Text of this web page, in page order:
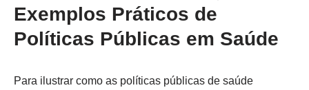
Exemplos Práticos de
Políticas Públicas em Saúde
Para ilustrar como as políticas públicas de saúde